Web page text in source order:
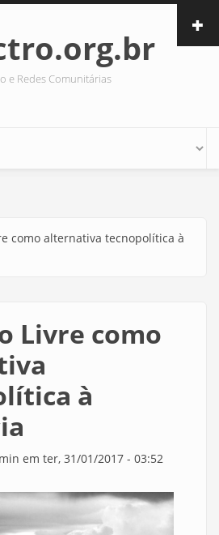
e Redes Comunitárias
como alternativa tecnopolítica à
Livre como
à
em ter, 31/01/2017 - 03:52